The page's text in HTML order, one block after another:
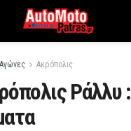
Ακρόπολις
Ράλλυ :